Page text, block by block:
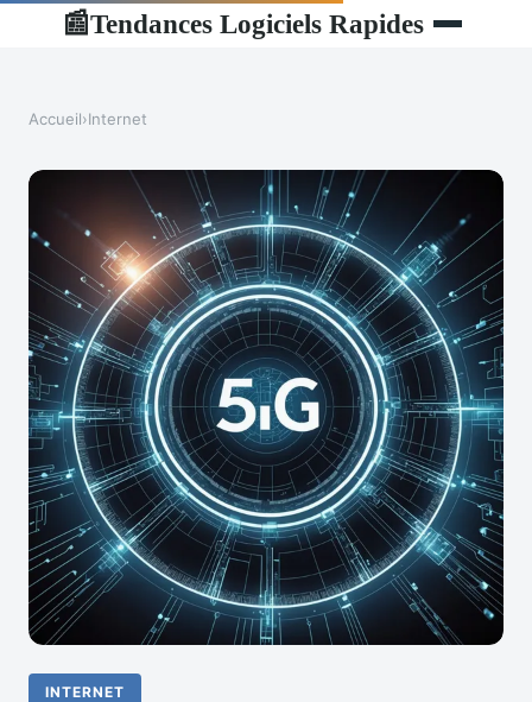
📰Tendances Logiciels Rapides
Accueil›Internet
INTERNET